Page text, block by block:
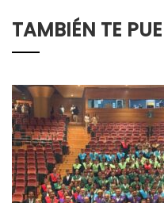
TAMBIÉN TE